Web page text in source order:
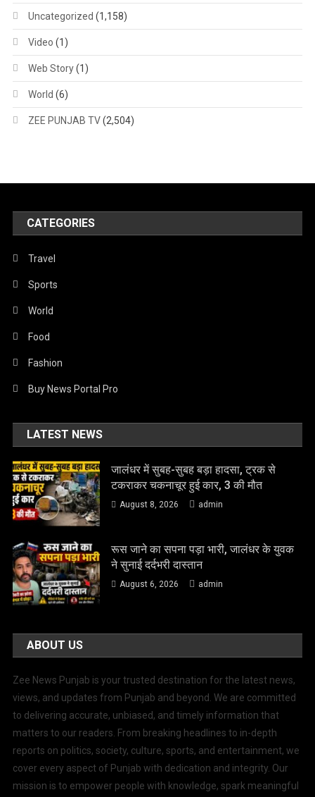
Uncategorized (1,158)
Video (1)
Web Story(1)
World (6)
ZEE PUNJAB TV(2,504)
CATEGORIES
Travel
Sports
World
Food
Fashion
Buy News Portal Pro
LATEST NEWS
जालंधर में सुबह-सुबह बड़ा हादसा, ट्रक से
टकराकर चकनाचूर हुई कार, 3 की मौत
August 8, 2026 admin
रूस जाने का सपना पड़ा भारी, जालंधर के युवक
ने सुनाई दर्दभरी दास्तान
August 6, 2026 admin
ABOUT US
Zee News Punjab is your trusted destination for the latest news,
views, and updates from Punjab and beyond. We are committed
to delivering accurate, unbiased, and timely information that
matters to our readers. From breaking headlines to in-depth
reports on politics, society, culture, sports, and entertainment, we
cover every aspect of Punjab with dedication and integrity. Our
mission is to empower people with knowledge, spark meaningful